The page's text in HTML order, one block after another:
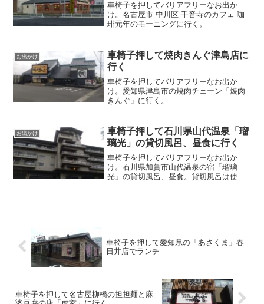
車椅子を押してバリアフリーなお出か
け。名古屋市 中川区 千音寺のカフェ 珈
琲元年のモーニングに行く。
お出かけ
車椅子押して焼肉きんぐ津島店に
行く
車椅子を押してバリアフリーなお出か
け。愛知県津島市の焼肉チェーン「焼肉
きんぐ」に行く。
お出かけ
車椅子押して石川県山代温泉「瑠
璃光」の貸切風呂、昼食に行く
車椅子を押してバリアフリーなお出か
け。石川県加賀市山代温泉の宿「瑠璃
光」の貸切風呂、昼食。貸切風呂は使い
車椅子を押して愛知県の「あさくま」春
日井店でランチ
車椅子を押して名古屋柳橋の担担麺と麻